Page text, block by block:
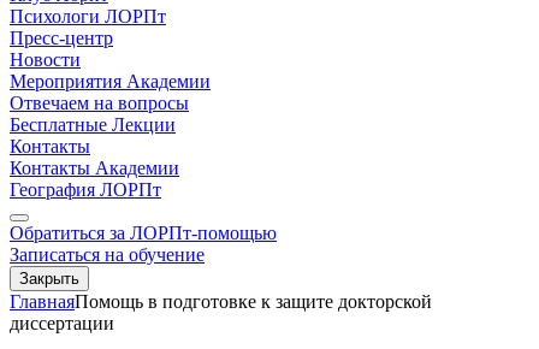
Психологи ЛОРПт
Пресс-центр
Новости
Мероприятия Академии
Отвечаем на вопросы
Бесплатные Лекции
Контакты
Контакты Академии
География ЛОРПт
Обратиться за ЛОРПт-помощью
Записаться на обучение
Закрыть
ГлавнаяПомощь в подготовке к защите докторской
диссертации